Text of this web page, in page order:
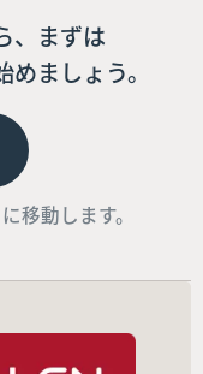
、まずは
ましょう。
移動します。